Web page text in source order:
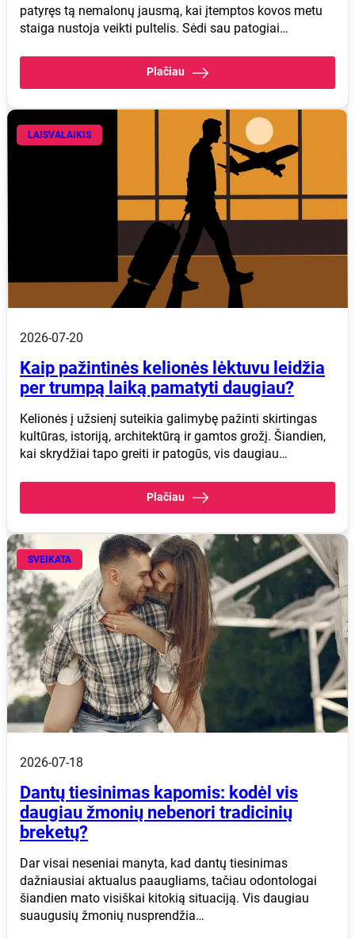
patyręs tą nemalonų jausmą, kai įtemptos kovos metu
staiga nustoja veikti pultelis. Sėdi sau patogiai…
Plačiau
LAISVALAIKIS
2026-07-20
Kaip pažintinės kelionės lėktuvu leidžia
per trumpą laiką pamatyti daugiau?
Kelionės į užsienį suteikia galimybę pažinti skirtingas
kultūras, istoriją, architektūrą ir gamtos grožį. Šiandien,
kai skrydžiai tapo greiti ir patogūs, vis daugiau…
Plačiau
SVEIKATA
2026-07-18
Dantų tiesinimas kapomis: kodėl vis
daugiau žmonių nebenori tradicinių
breketų?
Dar visai neseniai manyta, kad dantų tiesinimas
dažniausiai aktualus paaugliams, tačiau odontologai
šiandien mato visiškai kitokią situaciją. Vis daugiau
suaugusių žmonių nusprendžia…